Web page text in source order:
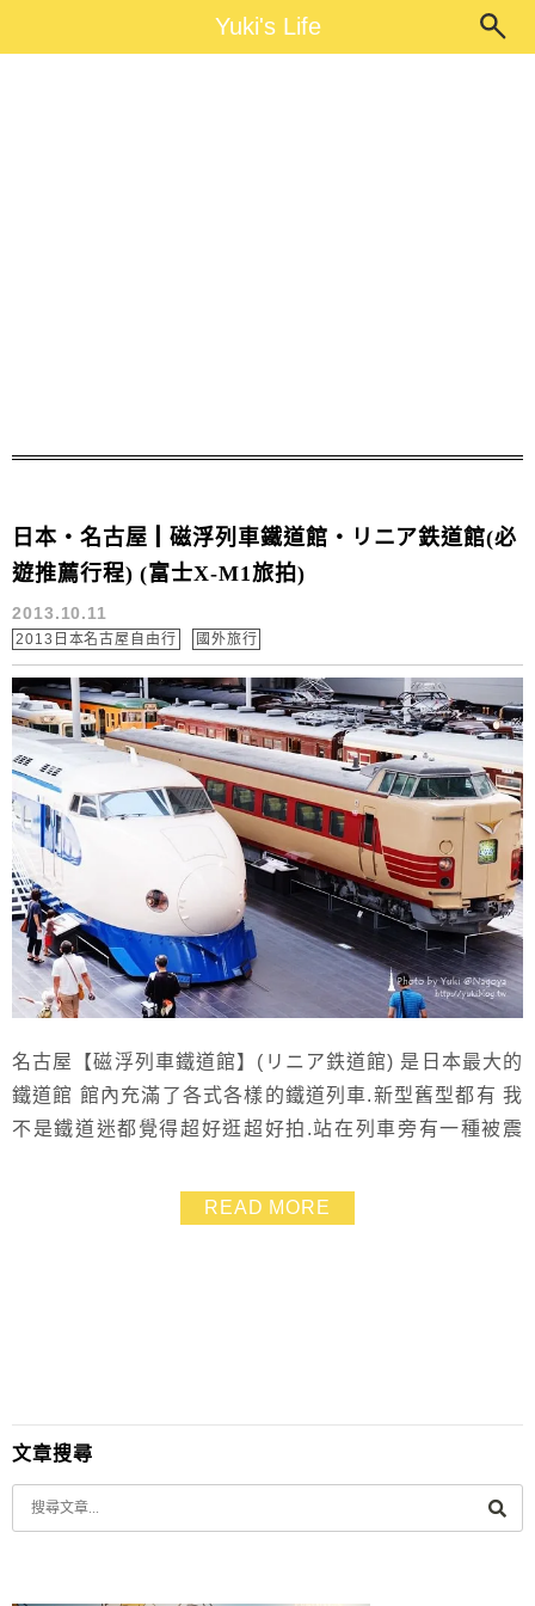
Yuki's LifeYuki's Life
日本‧名古屋┃磁浮列車鐵道館‧リニア鉄道館(必
遊推薦行程) (富士X-M1旅拍)
2013.10.11
2013日本名古屋自由行 國外旅行
名古屋【磁浮列車鐵道館】(リニア鉄道館) 是日本最大的
鐵道館 館內充滿了各式各樣的鐵道列車.新型舊型都有 我
不是鐵道迷都覺得超好逛超好拍.站在列車旁有一種被震
話.記得記得做筆記! 鐵道館＝必遊！！
READ MORE
文章搜尋